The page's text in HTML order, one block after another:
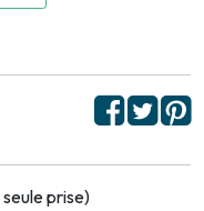
prise)